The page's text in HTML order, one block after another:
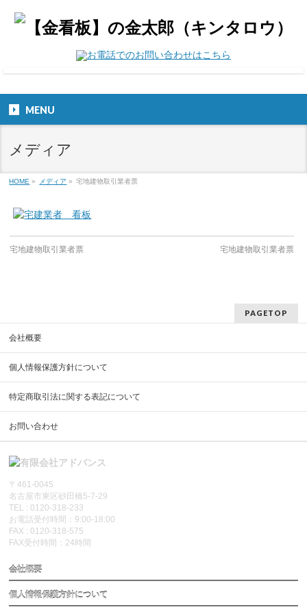
MENU
メディア
HOME » メディア » 宅地建物取引業者票
宅地建物取引業者票 宅地建物取引業者票
PAGETOP
会社概要
個人情報保護方針について
特定商取引法に関する表記について
お問い合わせ
〒461-0045
名古屋市東区砂田橋5-7-29
TEL : 0120-318-233
お電話受付時間：9:00-18:00
FAX : 0120-318-575
FAX受付時間：24時間
会社概要
個人情報保護方針について